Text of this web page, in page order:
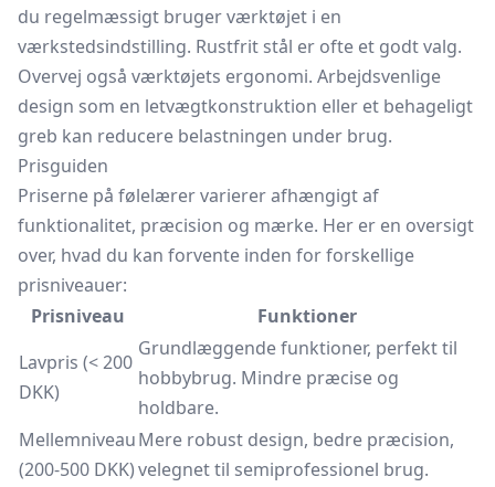
du regelmæssigt bruger værktøjet i en
værkstedsindstilling. Rustfrit stål er ofte et godt valg.
Overvej også værktøjets ergonomi. Arbejdsvenlige
design som en letvægtkonstruktion eller et behageligt
greb kan reducere belastningen under brug.
Prisguiden
Priserne på følelærer varierer afhængigt af
funktionalitet, præcision og mærke. Her er en oversigt
over, hvad du kan forvente inden for forskellige
prisniveauer:
Prisniveau
Funktioner
Lavpris (< 200
DKK)
Grundlæggende funktioner, perfekt til
hobbybrug. Mindre præcise og
holdbare.
Mellemniveau
(200-500 DKK)
Mere robust design, bedre præcision,
velegnet til semiprofessionel brug.